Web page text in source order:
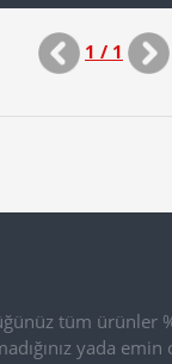
1 / 1
tüm ürünler
yada emin